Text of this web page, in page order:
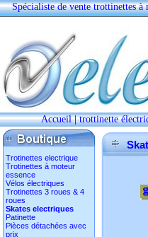
Spécialiste de vente trottinettes
Accueil|trottinette
Trotinettes electrique
Trotinettes à moteur
essence
Vélos électriques
Trotinettes 3 roues & 4
roues
Skates electriques
Patinette
Pièces détachées avec
prix